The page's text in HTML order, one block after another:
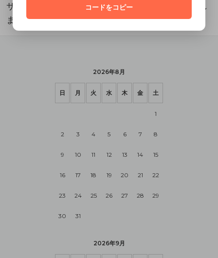
サイトにアクセスすることで同意したものといたし
ます。
2026年8月
日 月 火 水 木 金 土
1
2 3 4 5 6 7 8
9 10 11 12 13 14 15
16 17 18 19 20 21 22
23 24 25 26 27 28 29
30 31
2026年9月
コードをコピー